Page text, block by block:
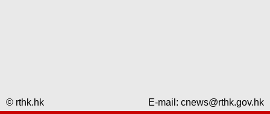
© rthk.hk E-mail: cnews@rthk.gov.hk